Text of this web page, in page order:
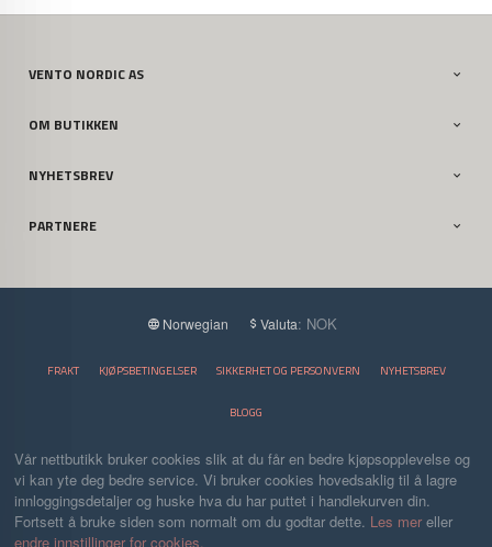
VENTO NORDIC AS
OM BUTIKKEN
NYHETSBREV
PARTNERE
Norwegian Valuta: NOK
FRAKT KJØPSBETINGELSER SIKKERHET OG PERSONVERN NYHETSBREV
BLOGG
Vår nettbutikk bruker cookies slik at du får en bedre kjøpsopplevelse og
vi kan yte deg bedre service. Vi bruker cookies hovedsaklig til å lagre
innloggingsdetaljer og huske hva du har puttet i handlekurven din.
Fortsett å bruke siden som normalt om du godtar dette. Les mer eller
endre innstillinger for cookies.